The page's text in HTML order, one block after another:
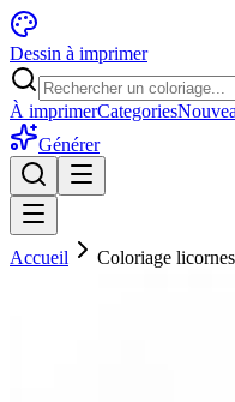
Dessin à imprimer
À imprimerCategories
Générer
Accueil Coloriage